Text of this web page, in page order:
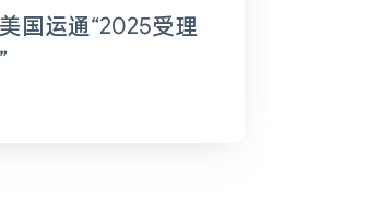
国运通“2025受理